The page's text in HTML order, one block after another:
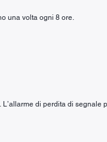
una volta ogni 8 ore.
di perdita di segnale